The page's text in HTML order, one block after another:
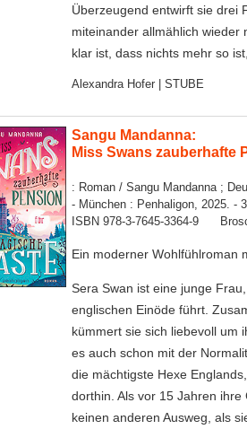
Überzeugend entwirft sie drei
miteinander allmählich wieder
klar ist, dass nichts mehr so
Alexandra Hofer | STUBE
Sangu Mandanna:
Miss Swans zauberhafte
: Roman / Sangu Mandanna ;
- München : Penhaligon, 2025. -
ISBN 978-3-7645-3364-9
Ein moderner Wohlfühlroman
Sera Swan ist eine junge
englischen Einöde führt.
kümmert sie sich liebevoll um
es auch schon mit der
die mächtigste Hexe
dorthin. Als vor 15 Jahren
keinen anderen Ausweg, als